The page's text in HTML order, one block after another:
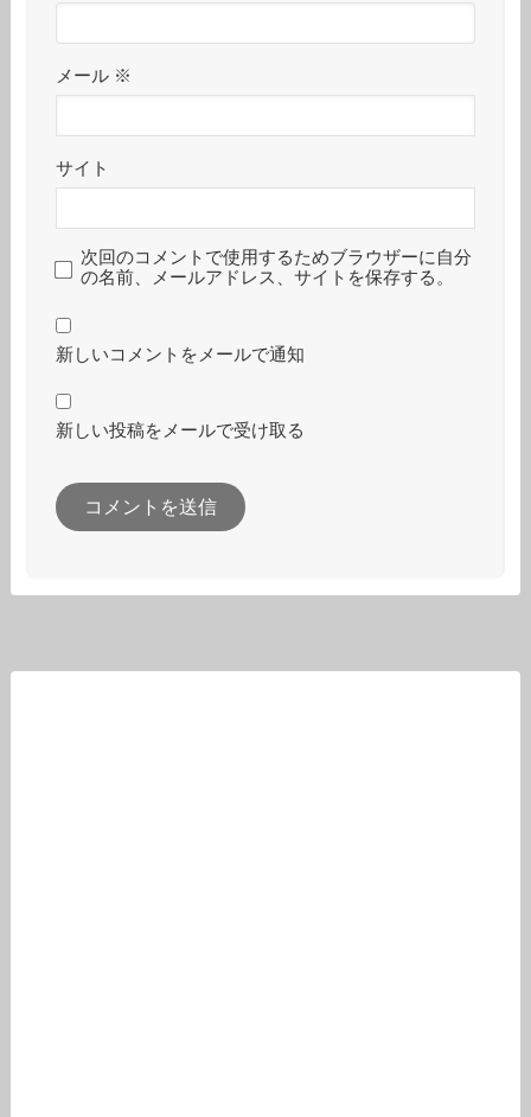
メール ※
サイト
次回のコメントで使用するためブラウザーに自分
の名前、メールアドレス、サイトを保存する。
新しいコメントをメールで通知
新しい投稿をメールで受け取る